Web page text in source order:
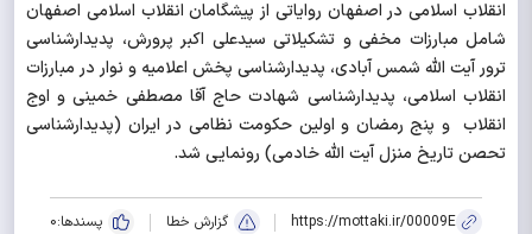
انقلاب اسلامی در اصفهان روایاتی از پیشگامان انقلاب اسلامی اصفهان
شامل مبارزات مخفی و تشکیلاتی سیدعلی اکبر پرورش، پدیدارشناسی
ترور آیت الله شمس آبادی، پدیدارشناسی پخش اعلامیه و نوار در مبارزات
انقلاب اسلامی، پدیدارشناسی شهادت حاج آقا مصطفی خمینی و اوج
انقلاب و پنج رمضان و اولین حکومت نظامی در ایران (پدیدارشناسی
تحصن تاریخ منزل آیت الله خادمی) رونمایی شد.
https://mottaki.ir/00009E گزارش خطا پسندها:0